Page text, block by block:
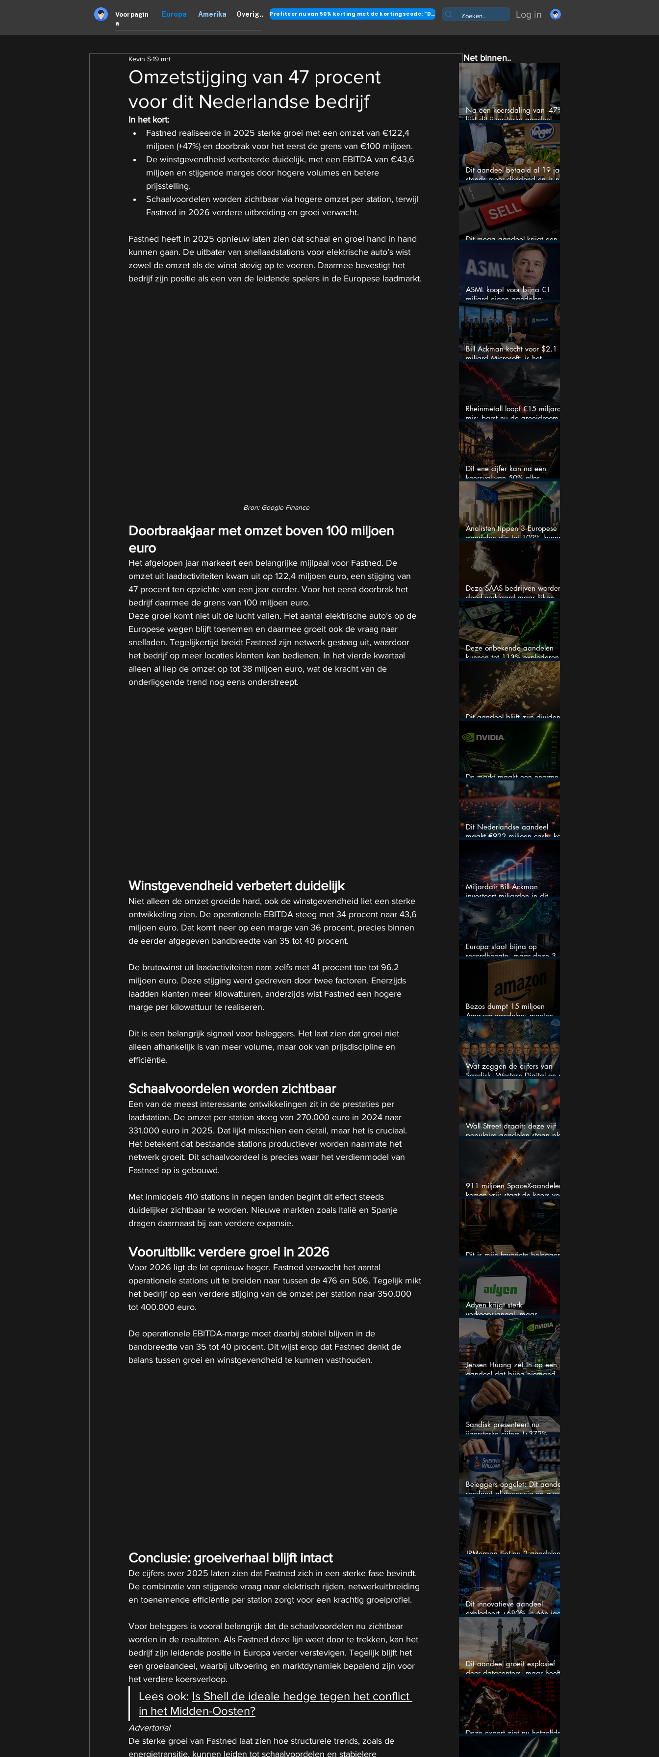
Voorpagin
a
Europa Amerika Overig.. Profiteer nu van 50% korting met de kortingscode: "DANK" Log in
Omzetstijging van 47 procent
voor dit Nederlandse bedrijf
Kevin S19 mrt
In het kort:
Fastned realiseerde in 2025 sterke groei met een omzet van €122,4
miljoen (+47%) en doorbrak voor het eerst de grens van €100 miljoen.
De winstgevendheid verbeterde duidelijk, met een EBITDA van €43,6
miljoen en stijgende marges door hogere volumes en betere
prijsstelling.
Schaalvoordelen worden zichtbaar via hogere omzet per station, terwijl
Fastned in 2026 verdere uitbreiding en groei verwacht.
Fastned heeft in 2025 opnieuw laten zien dat schaal en groei hand in hand
kunnen gaan. De uitbater van snellaadstations voor elektrische auto’s wist
zowel de omzet als de winst stevig op te voeren. Daarmee bevestigt het
bedrijf zijn positie als een van de leidende spelers in de Europese laadmarkt.
Bron: Google Finance
Doorbraakjaar met omzet boven 100 miljoen
euro
Het afgelopen jaar markeert een belangrijke mijlpaal voor Fastned. De
omzet uit laadactiviteiten kwam uit op 122,4 miljoen euro, een stijging van
47 procent ten opzichte van een jaar eerder. Voor het eerst doorbrak het
bedrijf daarmee de grens van 100 miljoen euro.
Deze groei komt niet uit de lucht vallen. Het aantal elektrische auto’s op de
Europese wegen blijft toenemen en daarmee groeit ook de vraag naar
snelladen. Tegelijkertijd breidt Fastned zijn netwerk gestaag uit, waardoor
het bedrijf op meer locaties klanten kan bedienen. In het vierde kwartaal
alleen al liep de omzet op tot 38 miljoen euro, wat de kracht van de
onderliggende trend nog eens onderstreept.
Winstgevendheid verbetert duidelijk
Niet alleen de omzet groeide hard, ook de winstgevendheid liet een sterke
ontwikkeling zien. De operationele EBITDA steeg met 34 procent naar 43,6
miljoen euro. Dat komt neer op een marge van 36 procent, precies binnen
de eerder afgegeven bandbreedte van 35 tot 40 procent.
De brutowinst uit laadactiviteiten nam zelfs met 41 procent toe tot 96,2
miljoen euro. Deze stijging werd gedreven door twee factoren. Enerzijds
laadden klanten meer kilowatturen, anderzijds wist Fastned een hogere
marge per kilowattuur te realiseren.
Dit is een belangrijk signaal voor beleggers. Het laat zien dat groei niet
alleen afhankelijk is van meer volume, maar ook van prijsdiscipline en
efficiëntie.
Schaalvoordelen worden zichtbaar
Een van de meest interessante ontwikkelingen zit in de prestaties per
laadstation. De omzet per station steeg van 270.000 euro in 2024 naar
331.000 euro in 2025. Dat lijkt misschien een detail, maar het is cruciaal.
Het betekent dat bestaande stations productiever worden naarmate het
netwerk groeit. Dit schaalvoordeel is precies waar het verdienmodel van
Fastned op is gebouwd.
Met inmiddels 410 stations in negen landen begint dit effect steeds
duidelijker zichtbaar te worden. Nieuwe markten zoals Italië en Spanje
dragen daarnaast bij aan verdere expansie.
Vooruitblik: verdere groei in 2026
Voor 2026 ligt de lat opnieuw hoger. Fastned verwacht het aantal
operationele stations uit te breiden naar tussen de 476 en 506. Tegelijk mikt
het bedrijf op een verdere stijging van de omzet per station naar 350.000
tot 400.000 euro.
De operationele EBITDA-marge moet daarbij stabiel blijven in de
bandbreedte van 35 tot 40 procent. Dit wijst erop dat Fastned denkt de
balans tussen groei en winstgevendheid te kunnen vasthouden.
Conclusie: groeiverhaal blijft intact
De cijfers over 2025 laten zien dat Fastned zich in een sterke fase bevindt.
De combinatie van stijgende vraag naar elektrisch rijden, netwerkuitbreiding
en toenemende efficiëntie per station zorgt voor een krachtig groeiprofiel.
Voor beleggers is vooral belangrijk dat de schaalvoordelen nu zichtbaar
worden in de resultaten. Als Fastned deze lijn weet door te trekken, kan het
bedrijf zijn leidende positie in Europa verder verstevigen. Tegelijk blijft het
een groeiaandeel, waarbij uitvoering en marktdynamiek bepalend zijn voor
het verdere koersverloop.
Lees ook: Is Shell de ideale hedge tegen het conflict
in het Midden-Oosten?
Advertorial
De sterke groei van Fastned laat zien hoe structurele trends, zoals de
energietransitie, kunnen leiden tot schaalvoordelen en stabielere
Net binnen..
Na een koersdaling van -47%
lijkt dit ijzersterke aandeel
aantrekkelijker dan ooit
Dit aandeel betaald al 19 jaar
steeds meer dividend en is nu
goedkoop
Dit mega aandeel krijgt een
zeldzaam verkoopadvies
ASML koopt voor bijna €1
miljard eigen aandelen:
slimme zet of dure timing?
Bill Ackman kocht voor $2,1
miljard Microsoft: is het
aandeel na de koerssprong
nog aantrekkelijk?
Rheinmetall loopt €15 miljard
mis: barst nu de groeidroom
van het defensiebedrijf?
Dit ene cijfer kan na een
koersval van 50% alles
veranderen
Analisten tippen 3 Europese
aandelen die tot 102% kunnen
stijgen
Deze SAAS bedrijven worden
dood verklaard maar lijken
springlevend
Deze onbekende aandelen
kunnen tot 113% exploderen
(één springt eruit)
Dit aandeel blijft zijn dividend
verhogen, wat er ook gebeurt
De markt maakt een enorme
fout bij Nvidia
Dit Nederlandse aandeel
maakt €922 miljoen cash: kan
dit dividendaandeel blijven
Miljardair Bill Ackman
investeert miljarden in dit
techaandeel
Europa staat bijna op
recordhoogte, maar deze 3
sectoren vallen nu op
Bezos dumpt 15 miljoen
Amazon-aandelen: moeten
beleggers zich zorgen maken?
Wat zeggen de cijfers van
Sandisk, Western Digital en de
AI-Infrastructuur aandelen mij
werkelijk
Wall Street draait: deze vijf
populaire aandelen staan plots
onder spanning
911 miljoen SpaceX-aandelen
komen vrij: staat de koers voor
een nieuwe crash?
Dit is mijn favoriete belegger…
en het is niet Warren Buffett
Adyen krijgt sterk
verkoopsignaal, maar
analisten zien juist een
koopkans
Jensen Huang zet in op een
aandeel dat bijna niemand
Sandisk presenteert nu
ijzersterke cijfers (+372%
omzetgroei), toch zakt het
aandeel weg
Beleggers opgelet: Dit aandeel
rendeert al decennia en moet
op je watchlist staan!
JPMorgan tipt nu 2 aandelen
voor augustus
Dit innovatieve aandeel
explodeert +680% in één jaar
en blijft maar stijgen
Dit aandeel groeit explosief
door datacenters, maar heeft
tientallen miljarden nodig
Deze expert ziet nu hetzelfde
als voor de crash van 1987